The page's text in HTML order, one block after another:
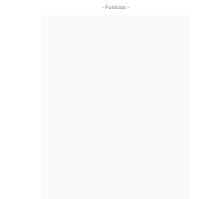
- Publicitat -